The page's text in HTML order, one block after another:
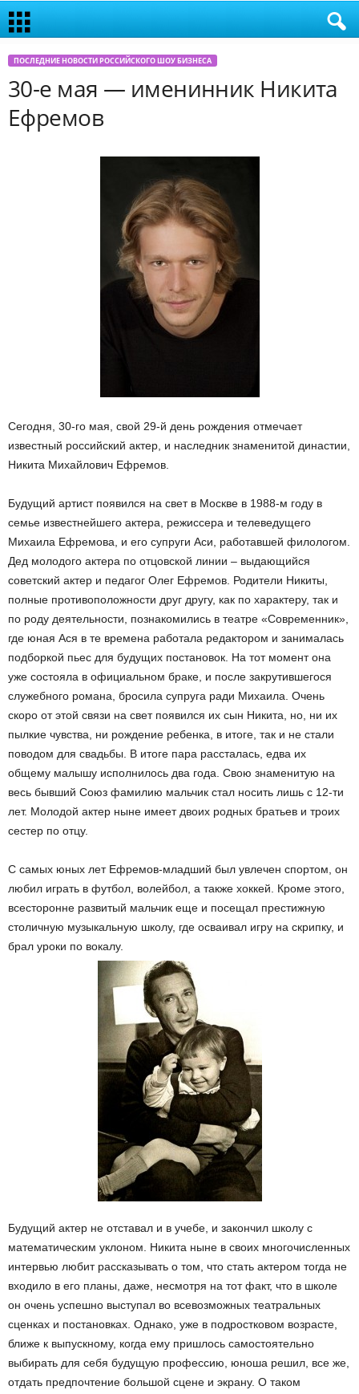
ПОСЛЕДНИЕ НОВОСТИ РОССИЙСКОГО ШОУ БИЗНЕСА
30-е мая — именинник Никита
Ефремов
Сегодня, 30-го мая, свой 29-й день рождения отмечает
известный российский актер, и наследник знаменитой династии,
Никита Михайлович Ефремов.
Будущий артист появился на свет в Москве в 1988-м году в
семье известнейшего актера, режиссера и телеведущего
Михаила Ефремова, и его супруги Аси, работавшей филологом.
Дед молодого актера по отцовской линии – выдающийся
советский актер и педагог Олег Ефремов. Родители Никиты,
полные противоположности друг другу, как по характеру, так и
по роду деятельности, познакомились в театре «Современник»,
где юная Ася в те времена работала редактором и занималась
подборкой пьес для будущих постановок. На тот момент она
уже состояла в официальном браке, и после закрутившегося
служебного романа, бросила супруга ради Михаила. Очень
скоро от этой связи на свет появился их сын Никита, но, ни их
пылкие чувства, ни рождение ребенка, в итоге, так и не стали
поводом для свадьбы. В итоге пара рассталась, едва их
общему малышу исполнилось два года. Свою знаменитую на
весь бывший Союз фамилию мальчик стал носить лишь с 12-ти
лет. Молодой актер ныне имеет двоих родных братьев и троих
сестер по отцу.
С самых юных лет Ефремов-младший был увлечен спортом, он
любил играть в футбол, волейбол, а также хоккей. Кроме этого,
всесторонне развитый мальчик еще и посещал престижную
столичную музыкальную школу, где осваивал игру на скрипку, и
брал уроки по вокалу.
Будущий актер не отставал и в учебе, и закончил школу с
математическим уклоном. Никита ныне в своих многочисленных
интервью любит рассказывать о том, что стать актером тогда не
входило в его планы, даже, несмотря на тот факт, что в школе
он очень успешно выступал во всевозможных театральных
сценках и постановках. Однако, уже в подростковом возрасте,
ближе к выпускному, когда ему пришлось самостоятельно
выбирать для себя будущую профессию, юноша решил, все же,
отдать предпочтение большой сцене и экрану. О таком